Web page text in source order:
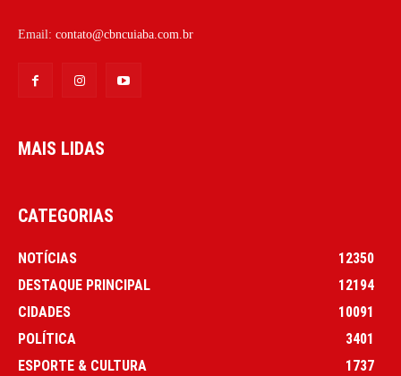
Email: contato@cbncuiaba.com.br
MAIS LIDAS
CATEGORIAS
NOTÍCIAS
12350
DESTAQUE PRINCIPAL
12194
CIDADES
10091
POLÍTICA
3401
ESPORTE & CULTURA
1737